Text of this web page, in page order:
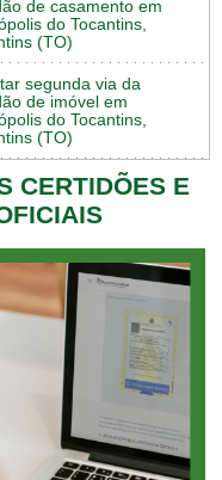
de casamento em
do Tocantins,
(TO)
segunda via da
de imóvel em
do Tocantins,
(TO)
CERTIDÕES E